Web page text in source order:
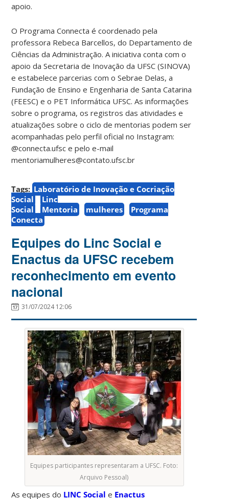
apoio.
O Programa Connecta é coordenado pela
professora Rebeca Barcellos, do Departamento de
Ciências da Administração. A iniciativa conta com o
apoio da Secretaria de Inovação da UFSC (SINOVA)
e estabelece parcerias com o Sebrae Delas, a
Fundação de Ensino e Engenharia de Santa Catarina
(FEESC) e o PET Informática UFSC. As informações
sobre o programa, os registros das atividades e
atualizações sobre o ciclo de mentorias podem ser
acompanhadas pelo perfil oficial no Instagram:
@connecta.ufsc e pelo e-mail
mentoriamulheres@contato.ufsc.br
Tags: Laboratório de Inovação e Cocriação
Social
Linc
Social
Mentoria mulheres
Programa
Conecta
Equipes do Linc Social e
Enactus da UFSC recebem
reconhecimento em evento
nacional
31/07/2024 12:06
Equipes participantes representaram a UFSC. Foto:
Arquivo Pessoal)
As equipes do LINC Social e Enactus